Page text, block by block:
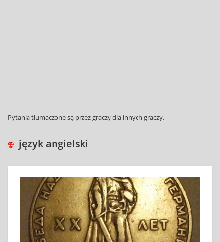
Pytania tłumaczone są przez graczy dla innych graczy.
język angielski